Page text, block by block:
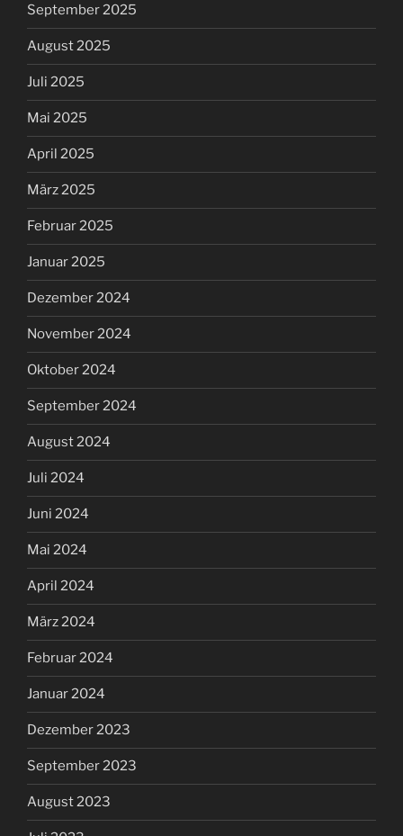
September 2025
August 2025
Juli 2025
Mai 2025
April 2025
März 2025
Februar 2025
Januar 2025
Dezember 2024
November 2024
Oktober 2024
September 2024
August 2024
Juli 2024
Juni 2024
Mai 2024
April 2024
März 2024
Februar 2024
Januar 2024
Dezember 2023
September 2023
August 2023